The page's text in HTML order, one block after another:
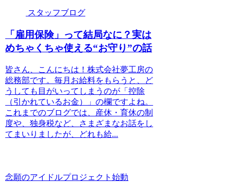
スタッフブログ
「雇用保険」って結局なに？実は
めちゃくちゃ使える“お守り”の話
皆さん、こんにちは！株式会社夢工房の
総務部です。毎月お給料をもらうと、ど
うしても目がいってしまうのが「控除
（引かれているお金）」の欄ですよね。
これまでのブログでは、産休・育休の制
度や、独身税など、さまざまなお話をし
てまいりましたが、どれも給...
念願のアイドルプロジェクト始動